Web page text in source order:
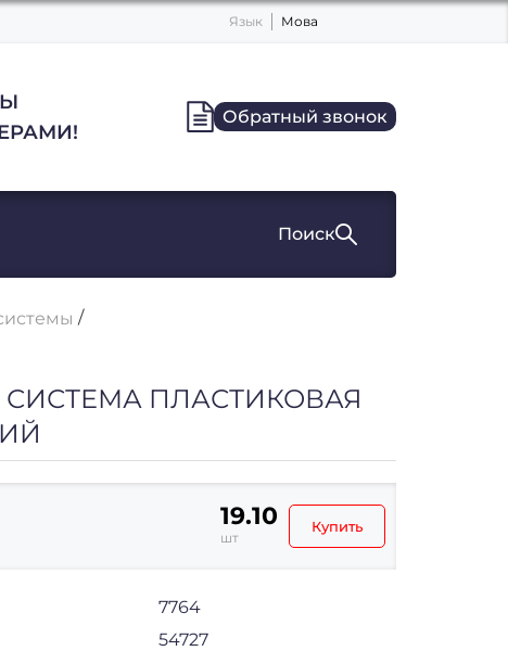
Язык Мова
Обратный звонок
Поиск
ПЛАСТИКОВАЯ
19.10
шт
Купить
7764
54727